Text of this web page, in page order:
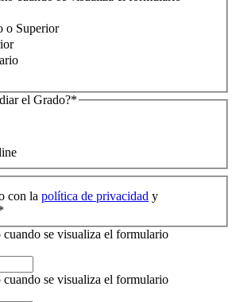
o Superior
el Grado?*
con la política de privacidad y
cuando se visualiza el formulario
cuando se visualiza el formulario